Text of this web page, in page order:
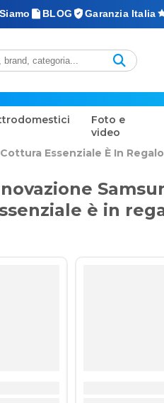
BLOG Garanzia Italia
Foto e
video
Essenziale È In
è in